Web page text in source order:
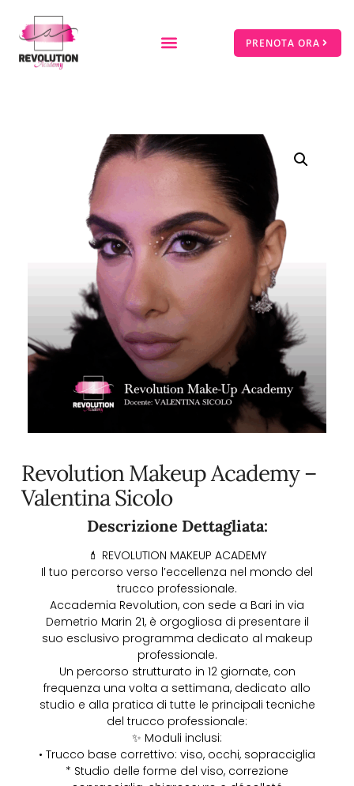
PRENOTA ORA
Revolution Makeup Academy –
Valentina Sicolo
Descrizione Dettagliata:
💄 REVOLUTION MAKEUP ACADEMY
Il tuo percorso verso l’eccellenza nel mondo del
trucco professionale.
Accademia Revolution, con sede a Bari in via
Demetrio Marin 21, è orgogliosa di presentare il
suo esclusivo programma dedicato al makeup
professionale.
Un percorso strutturato in 12 giornate, con
frequenza una volta a settimana, dedicato allo
studio e alla pratica di tutte le principali tecniche
del trucco professionale:
✨ Moduli inclusi:
• Trucco base correttivo: viso, occhi, sopracciglia
* ⁠Studio delle forme del viso, correzione